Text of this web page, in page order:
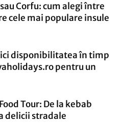
Corfu: cum alegi între
cele mai populare insule
disponibilitatea în timp
pentru un
Tour: De la kebab
delicii stradale